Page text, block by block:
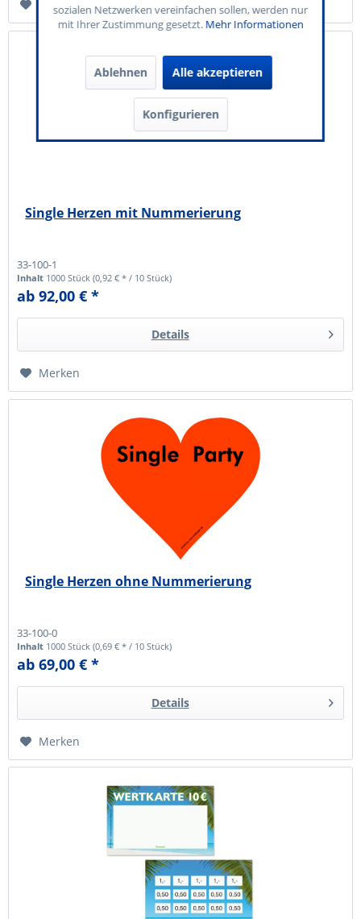
Merken
Single Herzen mit Nummerierung
33-100-1
Inhalt 1000 Stück(0,92 € * / 10 Stück)
ab 92,00 € *
Details
Merken
Single Herzen ohne Nummerierung
33-100-0
Inhalt 1000 Stück(0,69 € * / 10 Stück)
ab 69,00 € *
Details
Merken
sozialen Netzwerken vereinfachen sollen, werden nur
mit Ihrer Zustimmung gesetzt.Mehr Informationen
Ablehnen Alle akzeptieren
Konfigurieren